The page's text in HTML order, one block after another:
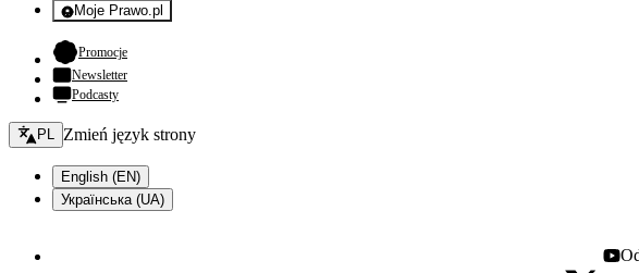
Moje Prawo.pl
- rejestracja i logowanie do serwisu
Promocje- otwiera się w nowej karcie
Newsletter
Podcasty
Zmień język - bieżący:
PL Zmień język strony
English (EN)
Українська (UA)